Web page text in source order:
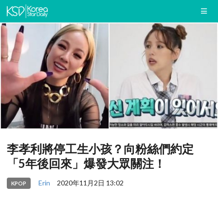
李孝利將停工生小孩？向粉絲們約定
「5年後回來」爆發大眾關注！
KPOP Erin 2020年11月2日 13:02